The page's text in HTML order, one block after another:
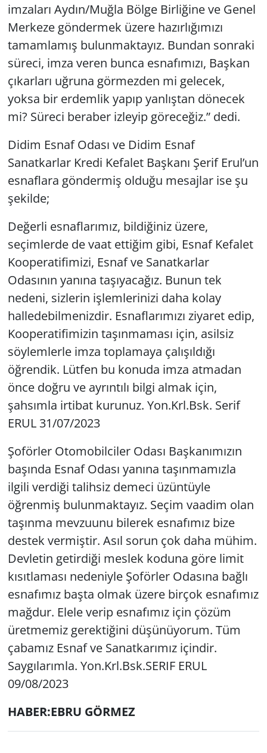
imzaları Aydın/Muğla Bölge Birliğine ve Genel
Merkeze göndermek üzere hazırlığımızı
tamamlamış bulunmaktayız. Bundan sonraki
süreci, imza veren bunca esnafımızı, Başkan
çıkarları uğruna görmezden mi gelecek,
yoksa bir erdemlik yapıp yanlıştan dönecek
mi? Süreci beraber izleyip göreceğiz.” dedi.
Didim Esnaf Odası ve Didim Esnaf
Sanatkarlar Kredi Kefalet Başkanı Şerif Erul’un
esnaflara göndermiş olduğu mesajlar ise şu
şekilde;
Değerli esnaflarımız, bildiğiniz üzere,
seçimlerde de vaat ettiğim gibi, Esnaf Kefalet
Kooperatifimizi, Esnaf ve Sanatkarlar
Odasının yanına taşıyacağız. Bunun tek
nedeni, sizlerin işlemlerinizi daha kolay
halledebilmenizdir. Esnaflarımızı ziyaret edip,
Kooperatifimizin taşınmaması için, asilsiz
söylemlerle imza toplamaya çalışıldığı
öğrendik. Lütfen bu konuda imza atmadan
önce doğru ve ayrıntılı bilgi almak için,
şahsımla irtibat kurunuz. Yon.Krl.Bsk. Serif
ERUL 31/07/2023
Şoförler Otomobilciler Odası Başkanımızın
başında Esnaf Odası yanına taşınmamızla
ilgili verdiği talihsiz demeci üzüntüyle
öğrenmiş bulunmaktayız. Seçim vaadim olan
taşınma mevzuunu bilerek esnafımız bize
destek vermiştir. Asıl sorun çok daha mühim.
Devletin getirdiği meslek koduna göre limit
kısıtlaması nedeniyle Şoförler Odasına bağlı
esnafımız başta olmak üzere birçok esnafımız
mağdur. Elele verip esnafımız için çözüm
üretmemiz gerektiğini düşünüyorum. Tüm
çabamız Esnaf ve Sanatkarımız içindir.
Saygılarımla. Yon.Krl.Bsk.SERIF ERUL
09/08/2023
HABER:EBRU GÖRMEZ